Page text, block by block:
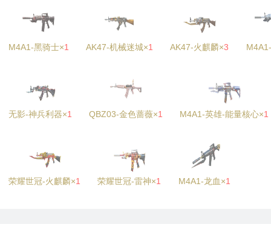
M4A1-黑骑士×1 AK47-机械迷城×1 AK47-火麒麟×3
无影-神兵利器×1 QBZ03-金色蔷薇×1 M4A1-英雄-能量核心×1
荣耀世冠-火麒麟×1 荣耀世冠-雷神×1 M4A1-龙血×1